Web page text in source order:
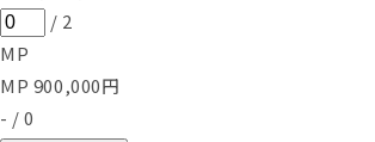
/ 2
MP
MP 900,000円
- / 0